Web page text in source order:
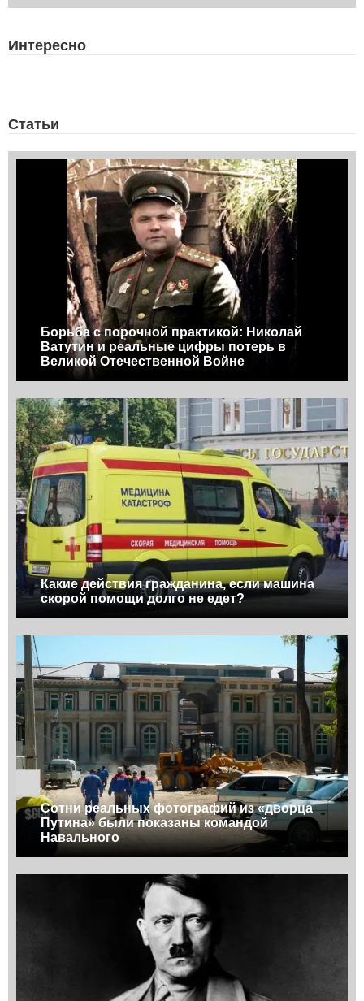
Интересно
Статьи
Борьба с порочной практикой: Николай
Ватутин и реальные цифры потерь в
Великой Отечественной Войне
Какие действия гражданина, если машина
скорой помощи долго не едет?
Сотни реальных фотографий из «дворца
Путина» были показаны командой
Навального